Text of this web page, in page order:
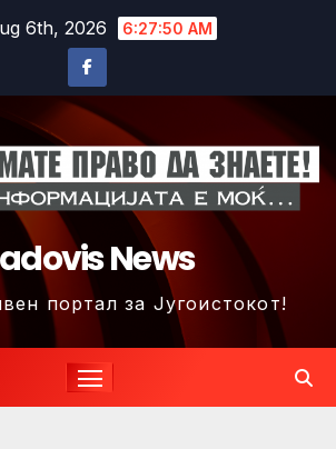
6th, 2026 6:27:53 AM
News
портал за Југоистокот!